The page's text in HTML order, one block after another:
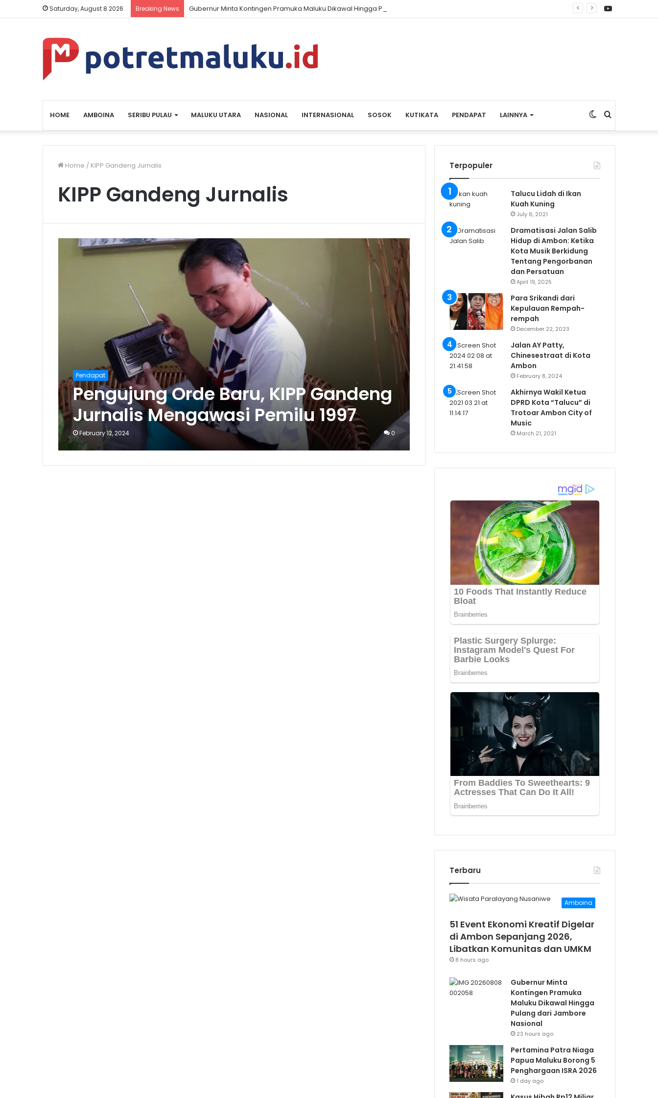
Saturday, August 8 2026 Breaking News Gubernur Minta Kontingen Pramuka Maluku Dikawal Hingga Pulang dari Jambore Nasional
HOME AMBOINA SERIBU PULAU MALUKU UTARA NASIONAL INTERNASIONAL SOSOK KUTIKATA PENDAPAT LAINNYA Search
for
Switch
skin
Home / KIPP Gandeng Jurnalis
KIPP Gandeng Jurnalis
Pendapat
Pengujung Orde Baru, KIPP Gandeng
Jurnalis Mengawasi Pemilu 1997
February 12, 2024 0
Terpopuler
Talucu Lidah di Ikan
Kuah Kuning
July 6, 2021
Dramatisasi Jalan Salib
Hidup di Ambon: Ketika
Kota Musik Berkidung
Tentang Pengorbanan
dan Persatuan
April 19, 2025
Para Srikandi dari
Kepulauan Rempah-
rempah
December 22, 2023
Jalan AY Patty,
Chinesestraat di Kota
Ambon
February 8, 2024
Akhirnya Wakil Ketua
DPRD Kota “Talucu” di
Trotoar Ambon City of
Music
March 21, 2021
Terbaru
Amboina
51 Event Ekonomi Kreatif Digelar
di Ambon Sepanjang 2026,
Libatkan Komunitas dan UMKM
8 hours ago
Gubernur Minta
Kontingen Pramuka
Maluku Dikawal Hingga
Pulang dari Jambore
Nasional
23 hours ago
Pertamina Patra Niaga
Papua Maluku Borong 5
Penghargaan ISRA 2026
1 day ago